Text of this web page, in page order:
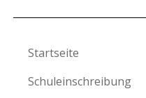
Startseite
Schuleinschreibung